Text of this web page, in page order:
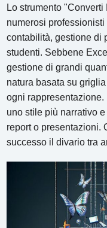
Lo strumento
numerosi
contabilità, gestione di
studenti. Sebbene
gestione di grandi
natura basata su
ogni
uno stile più narrativo
report o presentazioni.
successo il divario tra